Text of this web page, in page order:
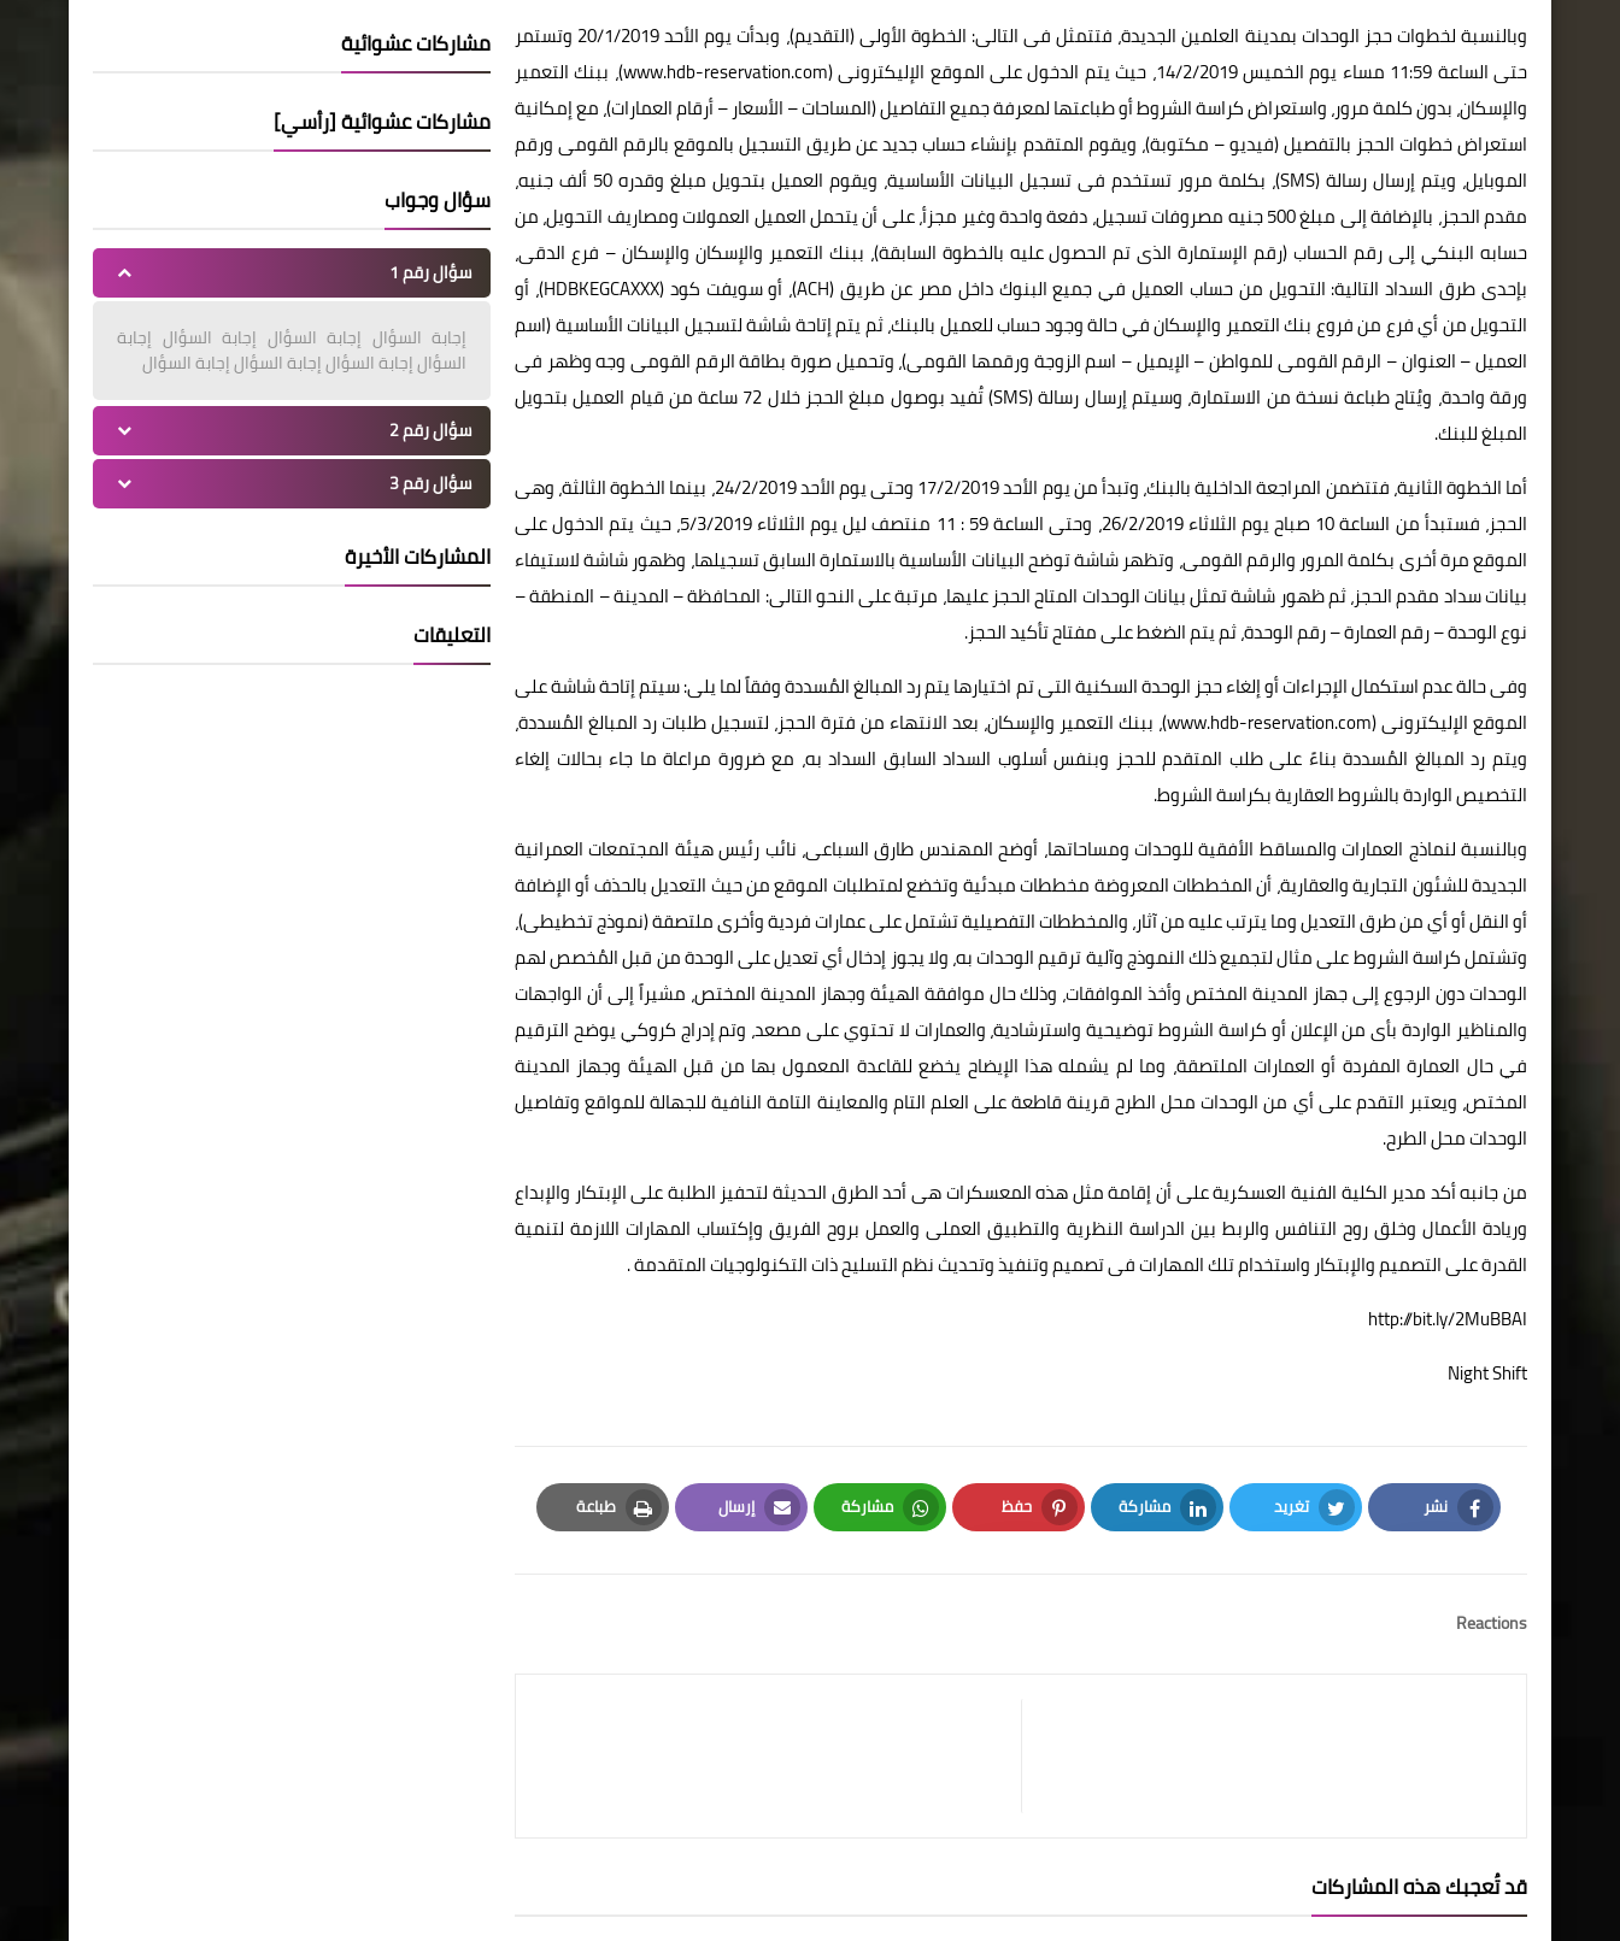
وبالنسبة لخطوات حجز الوحدات بمدينة العلمين الجديدة، فتتمثل فى التالى: الخطوة الأولى (التقديم)، وبدأت يوم الأحد 20/1/2019 وتستمر
حتى الساعة 11:59 مساء يوم الخميس 14/2/2019، حيث يتم الدخول على الموقع الإليكترونى (www.hdb-reservation.com)، ببنك التعمير
والإسكان، بدون كلمة مرور، واستعراض كراسة الشروط أو طباعتها لمعرفة جميع التفاصيل (المساحات – الأسعار – أرقام العمارات)، مع إمكانية
استعراض خطوات الحجز بالتفصيل (فيديو – مكتوبة)، ويقوم المتقدم بإنشاء حساب جديد عن طريق التسجيل بالموقع بالرقم القومى ورقم
الموبايل، ويتم إرسال رسالة (SMS)، بكلمة مرور تستخدم فى تسجيل البيانات الأساسية، ويقوم العميل بتحويل مبلغ وقدره 50 ألف جنيه،
مقدم الحجز، بالإضافة إلى مبلغ 500 جنيه مصروفات تسجيل، دفعة واحدة وغير مجزأ، على أن يتحمل العميل العمولات ومصاريف التحويل، من
حسابه البنكي إلى رقم الحساب (رقم الإستمارة الذى تم الحصول عليه بالخطوة السابقة)، ببنك التعمير والإسكان والإسكان – فرع الدقى،
بإحدى طرق السداد التالية: التحويل من حساب العميل في جميع البنوك داخل مصر عن طريق (ACH)، أو سويفت كود (HDBKEGCAXXX)، أو
التحويل من أي فرع من فروع بنك التعمير والإسكان في حالة وجود حساب للعميل بالبنك، ثم يتم إتاحة شاشة لتسجيل البيانات الأساسية (اسم
العميل – العنوان – الرقم القومى للمواطن – الإيميل – اسم الزوجة ورقمها القومى)، وتحميل صورة بطاقة الرقم القومى وجه وظهر فى
ورقة واحدة، ويُتاح طباعة نسخة من الاستمارة، وسيتم إرسال رسالة (SMS) تُفيد بوصول مبلغ الحجز خلال 72 ساعة من قيام العميل بتحويل
المبلغ للبنك.
أما الخطوة الثانية، فتتضمن المراجعة الداخلية بالبنك، وتبدأ من يوم الأحد 17/2/2019 وحتى يوم الأحد 24/2/2019، بينما الخطوة الثالثة، وهى
الحجز، فستبدأ من الساعة 10 صباح يوم الثلاثاء 26/2/2019، وحتى الساعة 59 : 11 منتصف ليل يوم الثلاثاء 5/3/2019، حيث يتم الدخول على
الموقع مرة أخرى بكلمة المرور والرقم القومى، وتظهر شاشة توضح البيانات الأساسية بالاستمارة السابق تسجيلها، وظهور شاشة لاستيفاء
بيانات سداد مقدم الحجز، ثم ظهور شاشة تمثل بيانات الوحدات المتاح الحجز عليها، مرتبة على النحو التالى: المحافظة – المدينة – المنطقة –
نوع الوحدة – رقم العمارة – رقم الوحدة، ثم يتم الضغط على مفتاح تأكيد الحجز.
وفى حالة عدم استكمال الإجراءات أو إلغاء حجز الوحدة السكنية التى تم اختيارها يتم رد المبالغ المُسددة وفقاً لما يلى: سيتم إتاحة شاشة على
الموقع الإليكترونى (www.hdb-reservation.com)، ببنك التعمير والإسكان، بعد الانتهاء من فترة الحجز، لتسجيل طلبات رد المبالغ المُسددة،
ويتم رد المبالغ المُسددة بناءً على طلب المتقدم للحجز وبنفس أسلوب السداد السابق السداد به، مع ضرورة مراعاة ما جاء بحالات إلغاء
التخصيص الواردة بالشروط العقارية بكراسة الشروط.
وبالنسبة لنماذج العمارات والمساقط الأفقية للوحدات ومساحاتها، أوضح المهندس طارق السباعى، نائب رئيس هيئة المجتمعات العمرانية
الجديدة للشئون التجارية والعقارية، أن المخططات المعروضة مخططات مبدئية وتخضع لمتطلبات الموقع من حيث التعديل بالحذف أو الإضافة
أو النقل أو أي من طرق التعديل وما يترتب عليه من آثار، والمخططات التفصيلية تشتمل على عمارات فردية وأخرى ملتصقة (نموذج تخطيطى)،
وتشتمل كراسة الشروط على مثال لتجميع ذلك النموذج وآلية ترقيم الوحدات به، ولا يجوز إدخال أي تعديل على الوحدة من قبل المُخصص لهم
الوحدات دون الرجوع إلى جهاز المدينة المختص وأخذ الموافقات، وذلك حال موافقة الهيئة وجهاز المدينة المختص، مشيراً إلى أن الواجهات
والمناظير الواردة بأى من الإعلان أو كراسة الشروط توضيحية واسترشادية، والعمارات لا تحتوي على مصعد، وتم إدراج كروكي يوضح الترقيم
في حال العمارة المفردة أو العمارات الملتصقة، وما لم يشمله هذا الإيضاح يخضع للقاعدة المعمول بها من قبل الهيئة وجهاز المدينة
المختص، ويعتبر التقدم على أي من الوحدات محل الطرح قرينة قاطعة على العلم التام والمعاينة التامة النافية للجهالة للمواقع وتفاصيل
الوحدات محل الطرح.
من جانبه أكد مدير الكلية الفنية العسكرية على أن إقامة مثل هذه المعسكرات هى أحد الطرق الحديثة لتحفيز الطلبة على الإبتكار والإبداع
وريادة الأعمال وخلق روح التنافس والربط بين الدراسة النظرية والتطبيق العملى والعمل بروح الفريق وإكتساب المهارات اللازمة لتنمية
القدرة على التصميم والإبتكار واستخدام تلك المهارات فى تصميم وتنفيذ وتحديث نظم التسليح ذات التكنولوجيات المتقدمة .
http://bit.ly/2MuBBAI
Night Shift
نشر
Facebook
تغريد
Twitter
مشاركة
LinkedIn
حفظ
Pinterest
مشاركة
Whatsapp
إرسال
Email
طباعة
Print
Reactions
قد تُعجبك هذه المشاركات
مشاركات عشوائية
مشاركات عشوائية [رأسي]
سؤال وجواب
سؤال رقم 1
إجابة السؤال إجابة السؤال إجابة السؤال إجابة
السؤال إجابة السؤال إجابة السؤال إجابة السؤال
سؤال رقم 2
سؤال رقم 3
المشاركات الأخيرة
التعليقات